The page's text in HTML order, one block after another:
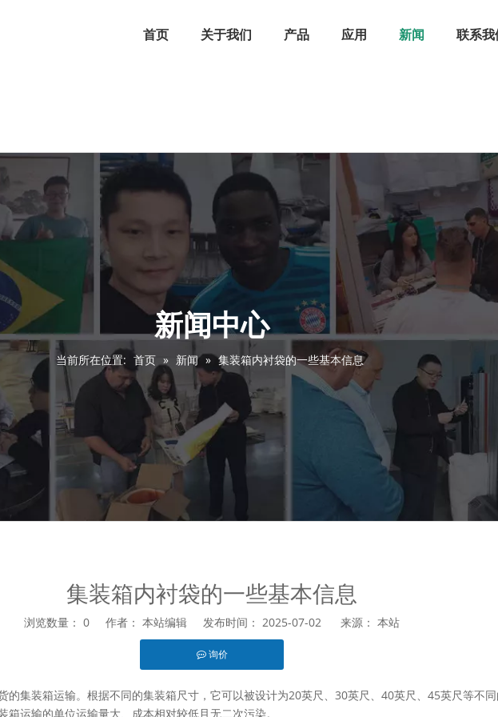
首页 关于我们 产品 应用 新闻 联系我
新闻中心
当前所在位置: 首页 » 新闻 » 集装箱内衬袋的一些基本信息
集装箱内衬袋的一些基本信息
浏览数量： 0 作者： 本站编辑 发布时间： 2025-07-02 来源： 本站
询价
的集装箱运输。根据不同的集装箱尺寸，它可以被设计为20英尺、30英尺、40英尺、45英尺等不
运输的单位运输量大、成本相对较低且无二次污染。